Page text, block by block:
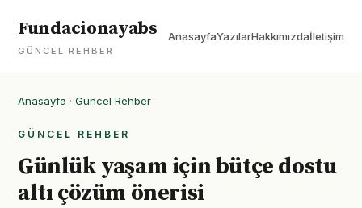
Fundacionayabs
GÜNCEL REHBER
AnasayfaYazılarHakkımızdaİletişim
Anasayfa · Güncel Rehber
GÜNCEL REHBER
Günlük yaşam için bütçe dostu
altı çözüm önerisi